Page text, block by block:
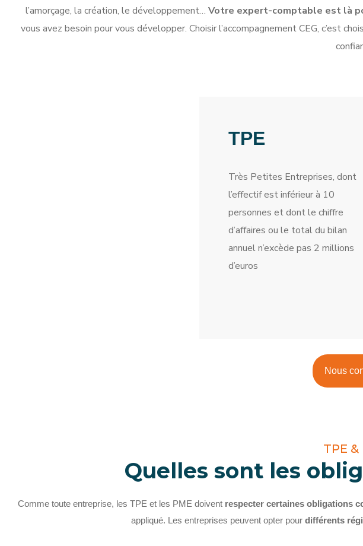
l’amorçage, la création, le développement… Votre expert-comptable est là
vous avez besoin pour vous développer. Choisir l’accompagnement CEG, c’est
TPE
Très Petites Entreprises, dont
l’effectif est inférieur à 10
personnes et dont le chiffre
d’affaires ou le total du bilan
annuel n’excède pas 2 millions
d’euros
Nous
TPE &
Quelles sont les
Comme toute entreprise, les TPE et les PME doivent respecter certaines obligations
appliqué. Les entreprises peuvent opter pour différents